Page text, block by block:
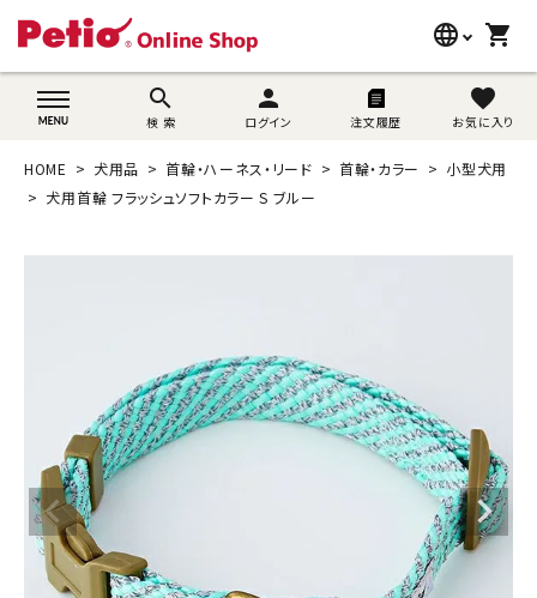
language
wovn-lang-name
shopping_cart
search
検 索
person
ログイン 注文履歴
favorite
お気に入り
search
猫用品
うさぎ用品
目的別に探す
SNS
ご利用案内
ACCOUNT MENU
ようこそ ゲスト 様
HOME 犬用品 首輪・ハーネス・リード 首輪・カラー
小型犬用
犬用首輪 フラッシュソフトカラー S ブルー